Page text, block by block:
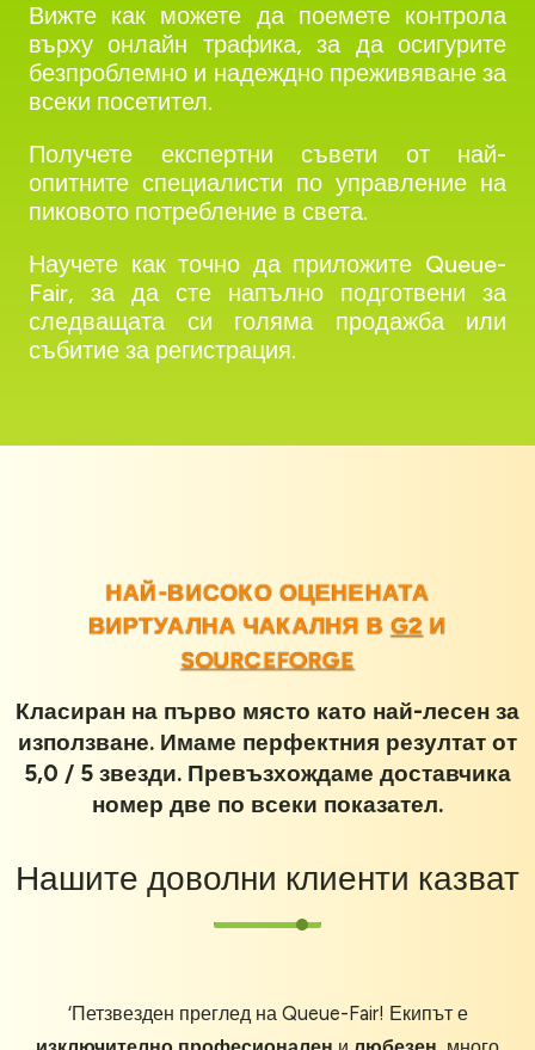
Вижте как можете да поемете контрола
върху онлайн трафика, за да осигурите
безпроблемно и надеждно преживяване за
всеки посетител.
Получете експертни съвети от най-
опитните специалисти по управление на
пиковото потребление в света.
Научете как точно да приложите Queue-
Fair, за да сте напълно подготвени за
следващата си голяма продажба или
събитие за регистрация.
НАЙ-ВИСОКО ОЦЕНЕНАТА
ВИРТУАЛНА ЧАКАЛНЯ ВG2 И
SOURCEFORGE
Класиран на първо място като най-лесен за
използване. Имаме перфектния резултат от
5,0 / 5 звезди. Превъзхождаме доставчика
номер две по всеки показател.
Нашите доволни клиенти казват
‘Петзвезден преглед на Queue-Fair! Екипът е